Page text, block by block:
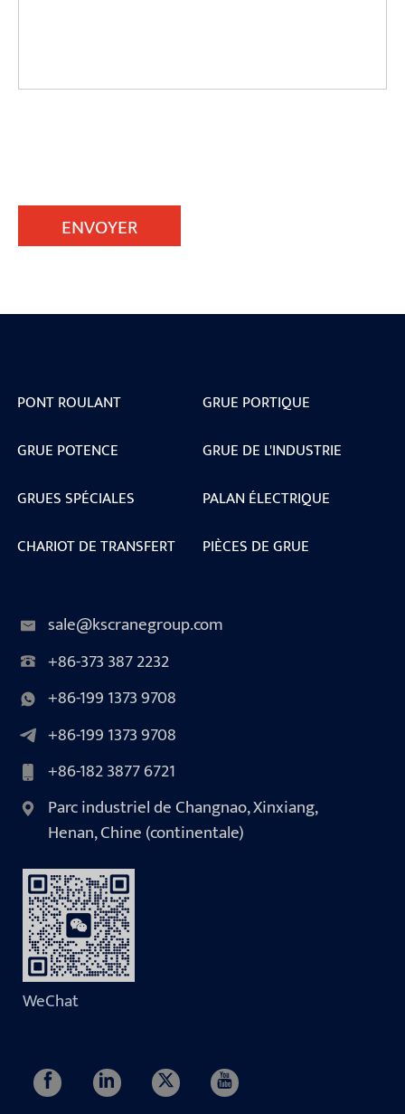
ENVOYER
PONT ROULANT
GRUE PORTIQUE
GRUE POTENCE
GRUE DE L'INDUSTRIE
GRUES SPÉCIALES
PALAN ÉLECTRIQUE
CHARIOT DE TRANSFERT
PIÈCES DE GRUE
sale@kscranegroup.com
+86-373 387 2232
+86-199 1373 9708
+86-199 1373 9708
+86-182 3877 6721
Parc industriel de Changnao, Xinxiang,
Henan, Chine (continentale)
WeChat